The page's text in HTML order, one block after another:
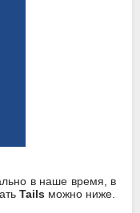
в наше время, в
Tails можно ниже.